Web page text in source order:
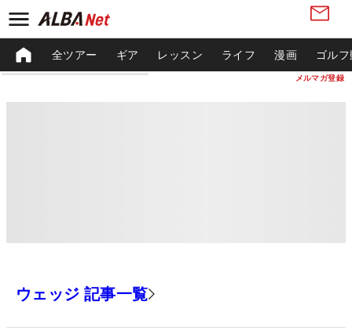
メルマガ登録
全ツアー ギア レッスン ライフ 漫画 ゴル
ウェッジ 記事一覧